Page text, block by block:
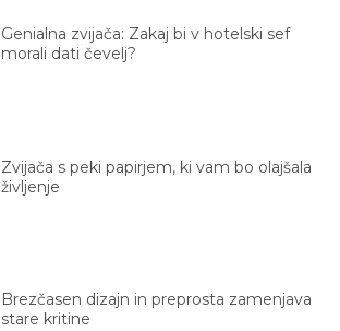
Genialna zvijača: Zakaj bi v hotelski sef
morali dati čevelj?
Zvijača s peki papirjem, ki vam bo olajšala
življenje
Brezčasen dizajn in preprosta zamenjava
stare kritine